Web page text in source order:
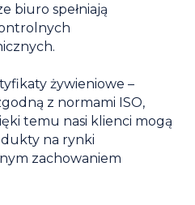
biuro spełniają
żywieniowe –
z normami ISO,
temu nasi klienci mogą
na rynki
zachowaniem